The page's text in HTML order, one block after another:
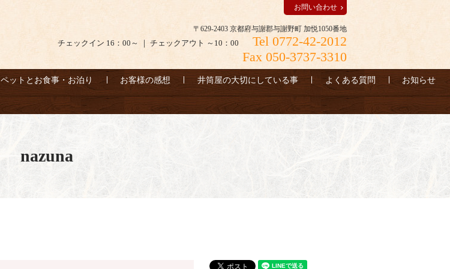
〒629-2403 京都府与謝郡与謝野町 加悦1050番地
チェックイン 16：00～ ｜ チェックアウト ～10：00
Tel 0772-42-2012
Fax 050-3737-3310
お問い合わせ
ペットとお食事・お泊り お客様の感想 井筒屋の大切にしている事 よくある質問 お知らせ
nazuna